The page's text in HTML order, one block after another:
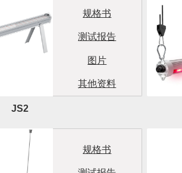
规格书
测试报告
图片
其他资料
JS2
规格书